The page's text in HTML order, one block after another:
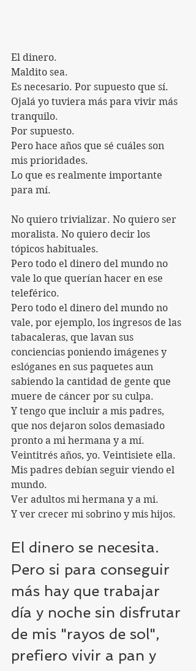
El dinero.
Maldito sea.
Es necesario. Por supuesto que sí.
Ojalá yo tuviera más para vivir más
tranquilo.
Por supuesto.
Pero hace años que sé cuáles son
mis prioridades.
Lo que es realmente importante
para mí.
No quiero trivializar. No quiero ser
moralista. No quiero decir los
tópicos habituales.
Pero todo el dinero del mundo no
vale lo que querían hacer en ese
teleférico.
Pero todo el dinero del mundo no
vale, por ejemplo, los ingresos de las
tabacaleras, que lavan sus
conciencias poniendo imágenes y
eslóganes en sus paquetes aun
sabiendo la cantidad de gente que
muere de cáncer por su culpa.
Y tengo que incluir a mis padres,
que nos dejaron solos demasiado
pronto a mi hermana y a mí.
Veintitrés años, yo. Veintisiete ella.
Mis padres debían seguir viendo el
mundo.
Ver adultos mi hermana y a mi.
Y ver crecer mi sobrino y mis hijos.
El dinero se necesita.
Pero si para conseguir
más hay que trabajar
día y noche sin disfrutar
de mis "rayos de sol",
prefiero vivir a pan y